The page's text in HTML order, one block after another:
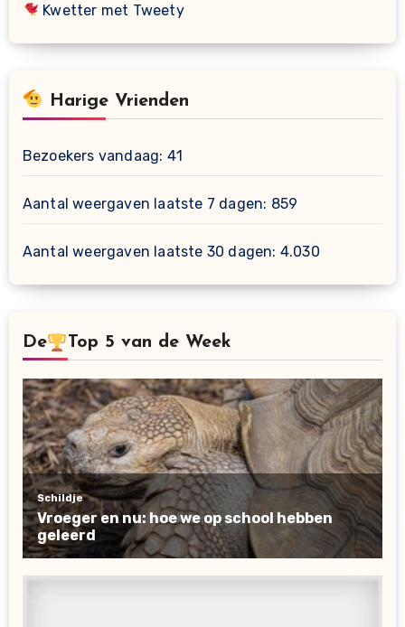
Kwetter met Tweety
Harige Vrienden
Bezoekers vandaag: 41
Aantal weergaven laatste 7 dagen: 859
Aantal weergaven laatste 30 dagen: 4.030
De Top 5 van de Week